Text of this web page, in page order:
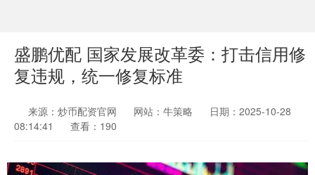
盛鹏优配 国家发展改革委：打击信用修
复违规，统一修复标准
来源：炒币配资官网 网站：牛策略
日期：2025-10-28
08:14:41
查看：190